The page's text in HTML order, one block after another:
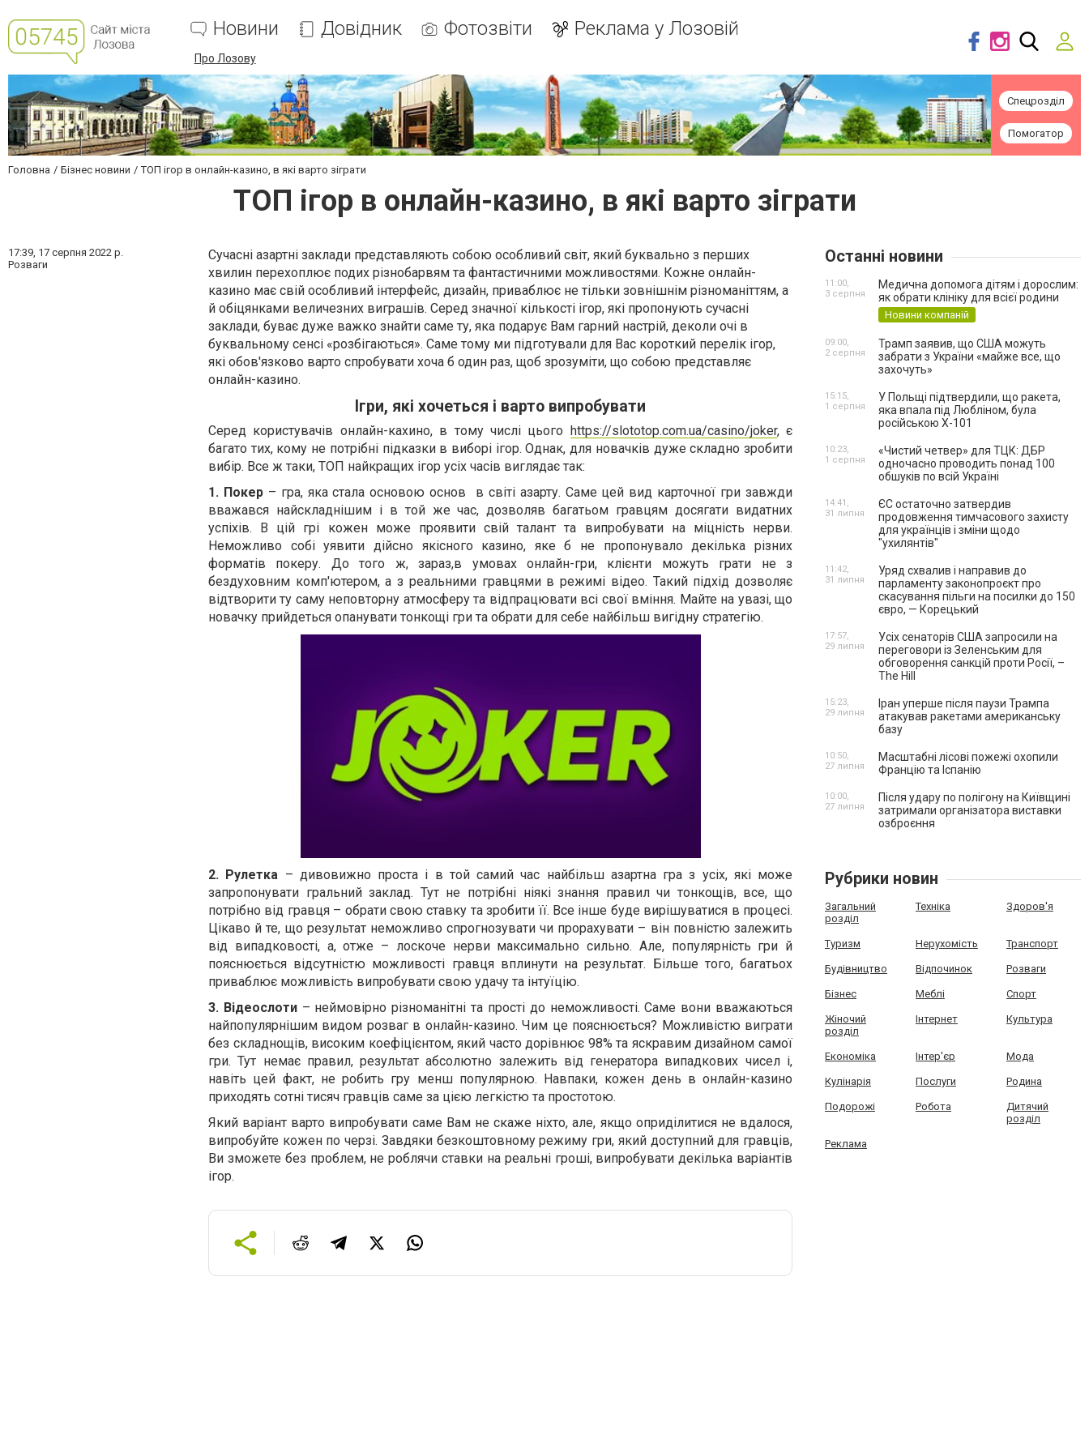
Новини Довідник Фотозвіти Реклама у Лозовій
Про Лозову
Спецрозділ
Помогатор
Головна Бізнес новини ТОП ігор в онлайн-казино, в які варто зіграти
ТОП ігор в онлайн-казино, в які варто зіграти
17:39, 17 серпня 2022 р.
Розваги
Сучасні азартні заклади представляють собою особливий світ, який буквально з перших
хвилин перехоплює подих різнобарвям та фантастичними можливостями. Кожне онлайн-
казино має свій особливий інтерфейс, дизайн, приваблює не тільки зовнішнім різноманіттям, а
й обіцянками величезних виграшів. Серед значної кількості ігор, які пропонують сучасні
заклади, буває дуже важко знайти саме ту, яка подарує Вам гарний настрій, деколи очі в
буквальному сенсі «розбігаються». Саме тому ми підготували для Вас короткий перелік ігор,
які обов'язково варто спробувати хоча б один раз, щоб зрозуміти, що собою представляє
онлайн-казино.
Ігри, які хочеться і варто випробувати
Серед користувачів онлайн-кахино, в тому числі цього https://slototop.com.ua/casino/joker, є
багато тих, кому не потрібні підказки в виборі ігор. Однак, для новачків дуже складно зробити
вибір. Все ж таки, ТОП найкращих ігор усіх часів виглядає так:
1. Покер– гра, яка стала основою основ в світі азарту. Саме цей вид карточної гри завжди
вважався найскладнішим і в той же час, дозволяв багатьом гравцям досягати видатних
успіхів. В цій грі кожен може проявити свій талант та випробувати на міцність нерви.
Неможливо собі уявити дійсно якісного казино, яке б не пропонувало декілька різних
форматів покеру. До того ж, зараз,в умовах онлайн-гри, клієнти можуть грати не з
бездуховним комп'ютером, а з реальними гравцями в режимі відео. Такий підхід дозволяє
відтворити ту саму неповторну атмосферу та відпрацювати всі свої вміння. Майте на увазі, що
новачку прийдеться опанувати тонкощі гри та обрати для себе найбільш вигідну стратегію.
2. Рулетка – дивовижно проста і в той самий час найбільш азартна гра з усіх, які може
запропонувати гральний заклад. Тут не потрібні ніякі знання правил чи тонкощів, все, що
потрібно від гравця – обрати свою ставку та зробити її. Все інше буде вирішуватися в процесі.
Цікаво й те, що результат неможливо спрогнозувати чи прорахувати – він повністю залежить
від випадковості, а, отже – лоскоче нерви максимально сильно. Але, популярність гри й
пояснюється відсутністю можливості гравця вплинути на результат. Більше того, багатьох
приваблює можливість випробувати свою удачу та інтуїцію.
3. Відеослоти– неймовірно різноманітні та прості до неможливості. Саме вони вважаються
найпопулярнішим видом розваг в онлайн-казино. Чим це пояснюється? Можливістю виграти
без складнощів, високим коефіцієнтом, який часто дорівнює 98% та яскравим дизайном самої
гри. Тут немає правил, результат абсолютно залежить від генератора випадкових чисел і,
навіть цей факт, не робить гру менш популярною. Навпаки, кожен день в онлайн-казино
приходять сотні тисяч гравців саме за цією легкістю та простотою.
Який варіант варто випробувати саме Вам не скаже ніхто, але, якщо оприділитися не вдалося,
випробуйте кожен по черзі. Завдяки безкоштовному режиму гри, який доступний для гравців,
Ви зможете без проблем, не роблячи ставки на реальні гроші, випробувати декілька варіантів
ігор.
Останні новини
Медична допомога дітям і дорослим:
як обрати клініку для всієї родини
Новини компаній
11:00,
3 серпня
Трамп заявив, що США можуть
забрати з України «майже все, що
захочуть»
09:00,
2 серпня
У Польщі підтвердили, що ракета,
яка впала під Любліном, була
російською Х-101
15:15,
1 серпня
«Чистий четвер» для ТЦК: ДБР
одночасно проводить понад 100
обшуків по всій Україні
10:23,
1 серпня
ЄС остаточно затвердив
продовження тимчасового захисту
для українців і зміни щодо
"ухилянтів"
14:41,
31 липня
Уряд схвалив і направив до
парламенту законопроєкт про
скасування пільги на посилки до 150
євро, — Корецький
11:42,
31 липня
Усіх сенаторів США запросили на
переговори із Зеленським для
обговорення санкцій проти Росії, –
The Hill
17:57,
29 липня
Іран уперше після паузи Трампа
атакував ракетами американську
базу
15:23,
29 липня
Масштабні лісові пожежі охопили
Францію та Іспанію
10:50,
27 липня
Після удару по полігону на Київщині
затримали організатора виставки
озброєння
10:00,
27 липня
Рубрики новин
Загальний
розділ
Техніка Здоров'я
Туризм Нерухомість Транспорт
Будівництво Відпочинок Розваги
Бізнес Меблі Спорт
Жіночий
розділ
Інтернет Культура
Економіка Інтер'єр Мода
Кулінарія Послуги Родина
Подорожі Робота
Дитячий
розділ
Реклама